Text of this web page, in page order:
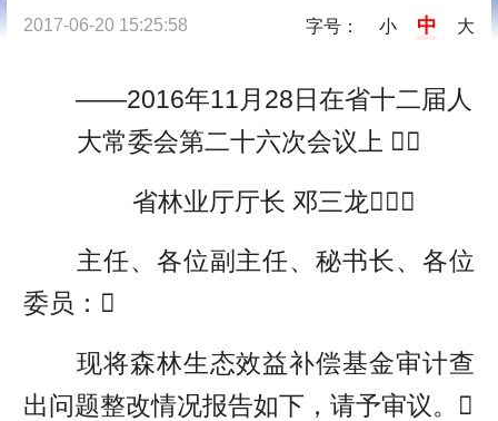
2017-06-20 15:25:58 字号： 小 中 大
——2016年11月28日在省十二届人
大常委会第二十六次会议上 
省林业厅厅长 邓三龙
主任、各位副主任、秘书长、各位
委员：
现将森林生态效益补偿基金审计查
出问题整改情况报告如下，请予审议。